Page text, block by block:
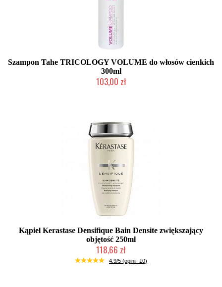
Szampon Tahe TRICOLOGY VOLUME do włosów cienkich
300ml
103,00 zł
Kąpiel Kerastase Densifique Bain Densite zwiększający
objętość 250ml
118,66 zł
Mała ilość (wysyłka w 24h)
4.9/5 (opinii: 10)